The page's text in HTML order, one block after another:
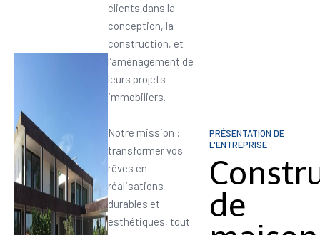
clients dans la
conception, la
construction, et
l’aménagement de
leurs projets
immobiliers.
Notre mission :
transformer vos
rêves en
réalisations
durables et
esthétiques, tout
PRÉSENTATION DE
L'ENTREPRISE
de